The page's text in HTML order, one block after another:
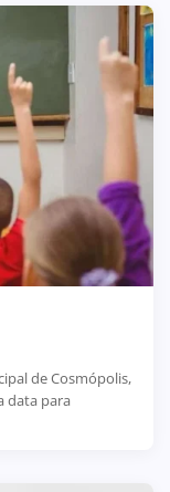
de Cosmópolis,
data para